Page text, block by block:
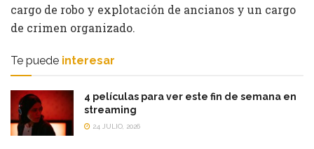
cargo de robo y explotación de ancianos y un cargo
de crimen organizado.
Te puede interesar
4 películas para ver este fin de semana en
streaming
24 JULIO, 2026